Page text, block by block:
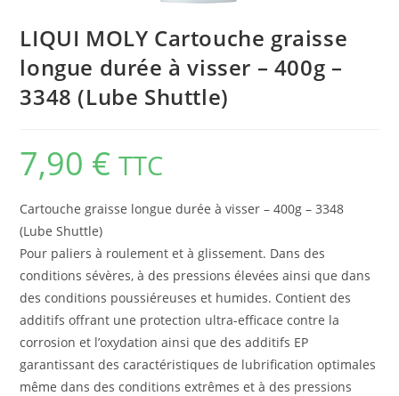
LIQUI MOLY Cartouche graisse
longue durée à visser – 400g –
3348 (Lube Shuttle)
7,90 € TTC
Cartouche graisse longue durée à visser – 400g – 3348
(Lube Shuttle)
Pour paliers à roulement et à glissement. Dans des
conditions sévères, à des pressions élevées ainsi que dans
des conditions poussiéreuses et humides. Contient des
additifs offrant une protection ultra-efficace contre la
corrosion et l’oxydation ainsi que des additifs EP
garantissant des caractéristiques de lubrification optimales
même dans des conditions extrêmes et à des pressions